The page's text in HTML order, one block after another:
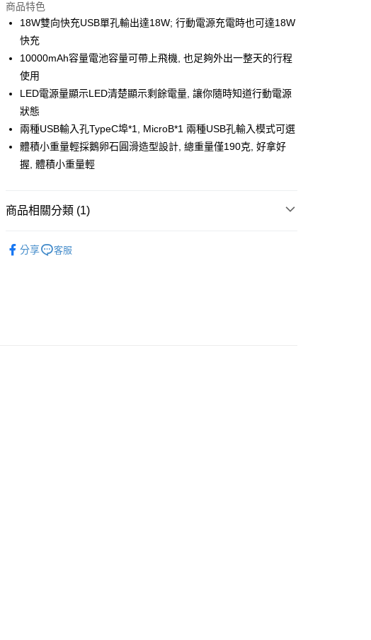
LINE Pay
Apple Pay
街口支付
悠遊付
ATM付款
運送方式
每筆NT$80，滿NT$599(含以上)免運費
每筆NT$80，滿NT$599(含以上)免運費
商品特色
18W雙向快充USB單孔輸出達18W; 行動電源充電時也可達18W
快充
10000mAh容量電池容量可帶上飛機, 也足夠外出一整天的行程
使用
LED電源量顯示LED清楚顯示剩餘電量, 讓你隨時知道行動電源
狀態
兩種USB輸入孔TypeC埠*1, MicroB*1 兩種USB孔輸入模式可選
體積小重量輕採鵝卵石圓滑造型設計, 總重量僅190克, 好拿好
握, 體積小重量輕
商品相關分類 (1)
分享
客服